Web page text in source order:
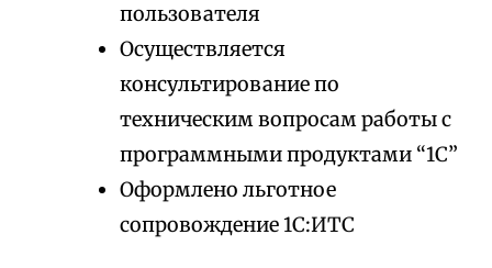
пользователя
Осуществляется
консультирование по
техническим вопросам работы с
программными продуктами “1С”
Оформлено льготное
сопровождение 1С:ИТС